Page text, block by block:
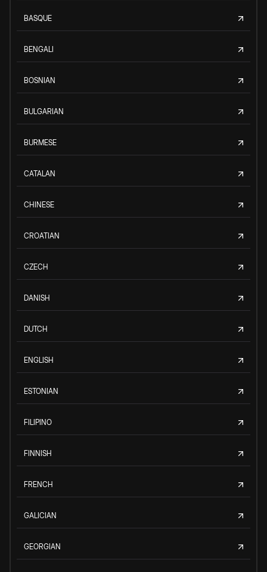
BASQUE
BENGALI
BOSNIAN
BULGARIAN
BURMESE
CATALAN
CHINESE
CROATIAN
CZECH
DANISH
DUTCH
ENGLISH
ESTONIAN
FILIPINO
FINNISH
FRENCH
GALICIAN
GEORGIAN